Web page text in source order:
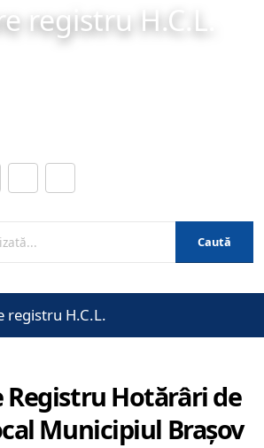
registru H.C.L.
Caută
registru H.C.L.
Registru Hotărâri de
Municipiul Brașov